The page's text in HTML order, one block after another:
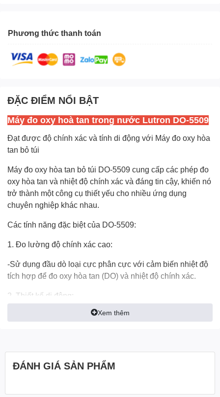
Phương thức thanh toán
ĐẶC ĐIỂM NỔI BẬT
Máy đo oxy hoà tan trong nước Lutron DO-5509
Đạt được độ chính xác và tính di động với Máy đo oxy hòa
tan bỏ túi
Máy đo oxy hòa tan bỏ túi DO-5509 cung cấp các phép đo
oxy hòa tan và nhiệt độ chính xác và đáng tin cậy, khiến nó
trở thành một công cụ thiết yếu cho nhiều ứng dụng
chuyên nghiệp khác nhau.
Các tính năng đặc biệt của DO-5509:
1. Đo lường độ chính xác cao:
-Sử dụng đầu dò loại cực phân cực với cảm biến nhiệt độ
tích hợp để đo oxy hòa tan (DO) và nhiệt độ chính xác.
2. Thiết kế di động:
-Thiết kế nhỏ gọn và nhẹ, giúp dễ dàng mang theo và sử
-Đảm bảo các phép đo DO chính xác bằng cách tự động
Xem thêm
ĐÁNH GIÁ SẢN PHẨM